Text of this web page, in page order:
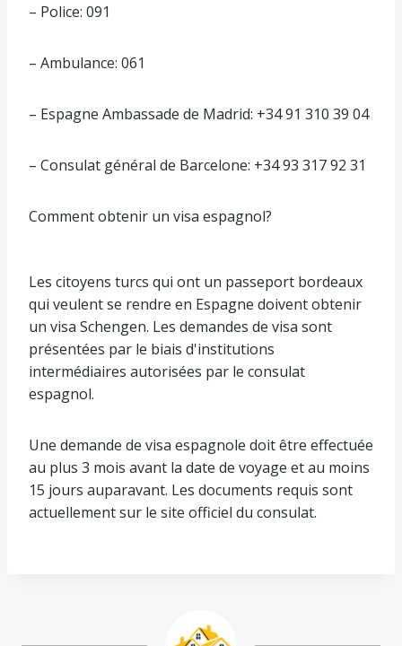
– Police: 091
– Ambulance: 061
– Espagne Ambassade de Madrid: +34 91 310 39 04
– Consulat général de Barcelone: +34 93 317 92 31
Comment obtenir un visa espagnol?
Les citoyens turcs qui ont un passeport bordeaux
qui veulent se rendre en Espagne doivent obtenir
un visa Schengen. Les demandes de visa sont
présentées par le biais d'institutions
intermédiaires autorisées par le consulat
espagnol.
Une demande de visa espagnole doit être effectuée
au plus 3 mois avant la date de voyage et au moins
15 jours auparavant. Les documents requis sont
actuellement sur le site officiel du consulat.